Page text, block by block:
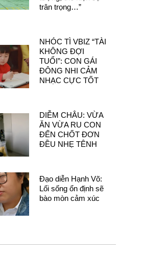
trân trọng…”
NHÓC TÌ VBIZ “TÀI
KHÔNG ĐỢI
TUỔI”: CON GÁI
ĐÔNG NHI CẢM
NHẠC CỰC TỐT
DIỄM CHÂU: VỪA
ĂN VỪA RU CON
ĐẾN CHỐT ĐƠN
ĐỀU NHẸ TÊNH
Đạo diễn Hạnh Võ:
Lối sống ổn định sẽ
bào mòn cảm xúc